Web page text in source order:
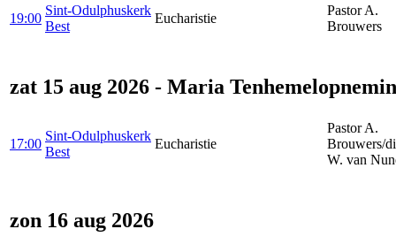
19:00
Sint-Odulphuskerk
Best
Eucharistie
Pastor A.
Brouwers
zat 15 aug 2026 - Maria
17:00
Sint-Odulphuskerk
Best
Eucharistie
Pastor A.
Brouwers/
W. van
zon 16 aug 2026